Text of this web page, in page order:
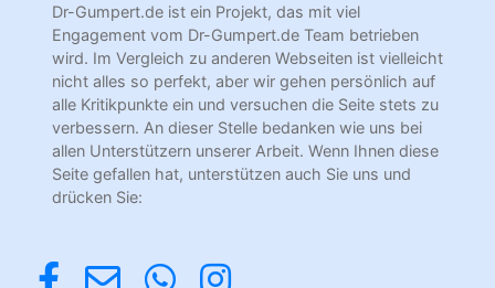
Dr-Gumpert.de ist ein Projekt, das mit viel
Engagement vom Dr-Gumpert.de Team betrieben
wird. Im Vergleich zu anderen Webseiten ist vielleicht
nicht alles so perfekt, aber wir gehen persönlich auf
alle Kritikpunkte ein und versuchen die Seite stets zu
verbessern. An dieser Stelle bedanken wie uns bei
allen Unterstützern unserer Arbeit. Wenn Ihnen diese
Seite gefallen hat, unterstützen auch Sie uns und
drücken Sie: